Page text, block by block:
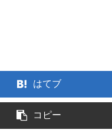
はてブ
コピー